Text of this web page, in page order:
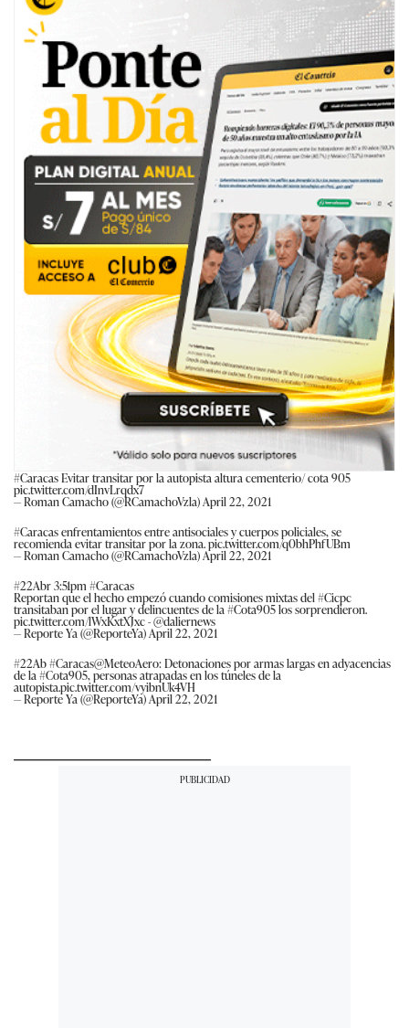
#CaracasEvitar transitar por la autopista altura cementerio/ cota 905
pic.twitter.com/dInvLrqdx7
— Roman Camacho (@RCamachoVzla)April 22, 2021
#Caracasenfrentamientos entre antisociales y cuerpos policiales, se
recomienda evitar transitar por la zona.pic.twitter.com/q0bhPhfUBm
— Roman Camacho (@RCamachoVzla)April 22, 2021
#22Abr3:51pm #Caracas
Reportan que el hecho empezó cuando comisiones mixtas del#Cicpc
transitaban por el lugar y delincuentes de la #Cota905los sorprendieron.
pic.twitter.com/lWxKxtXJxc-@daliernews
— Reporte Ya (@ReporteYa)April 22, 2021
#22Ab#Caracas@MeteoAero: Detonaciones por armas largas en adyacencias
de la #Cota905, personas atrapadas en los túneles de la
autopista.pic.twitter.com/vyibnUk4VH
— Reporte Ya (@ReporteYa)April 22, 2021